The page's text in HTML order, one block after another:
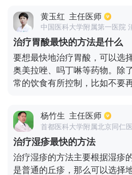
虚患者，患者还要根据自身的
疗方案改善。但是在治疗该种
用药治疗，可以到正规的专科
从自己的病情入手，制定成合
业性的治疗，疾病可以在短时
黄玉红 主任医师
中国医科大学附属第一医院
治疗胃酸最快的方法是什么
要想最快地治疗胃酸，可以选
奥美拉唑、吗丁啉等药物。除
常的饮食有所控制，比如不要
果，可以做一下胃镜检查。胃
凉或过热的食物，而且过咸、
吃。饮食一定要力求清淡，吃
分泌得更多，这会导致患者更
可以放一些少量的生姜和胡椒
者最主要的就是调节饮食，不
杨竹生 主任医师
首都医科大学附属北京同仁
治疗湿疹最快的方法
治疗湿疹的方法主要根据湿疹
是普通的丘疹，那么可以选择